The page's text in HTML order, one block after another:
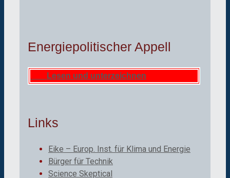
Energiepolitischer Appell
Lesen und unterzeichnen
Links
Eike – Europ. Inst. für Klima und Energie
Bürger für Technik
Science Skeptical